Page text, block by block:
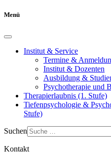
Menü
Institut & Service
Termine &
Institut & Dozenten
Ausbildung &
Psychotherapie und
Therapierlaubnis (1. Stufe)
Tiefenpsychologie &
Stufe)
Suchen
Kontakt